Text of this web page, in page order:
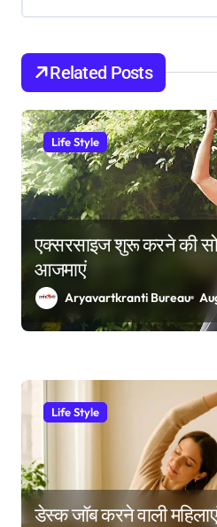
o
n
Related Posts
Life Style
एक्सरसाइज शुरू करने की
आजमाएं
Aryavartkranti Bureau
Life Style
डेस्क जॉब करने वाली